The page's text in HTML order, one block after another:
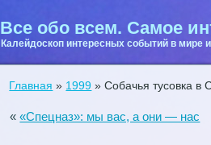
Все обо всем. Самое
Калейдоскоп интересных событий в мире
Главная » 1999 »Собачья тусовка в
««Cпецназ»: мы вас, а они — нас